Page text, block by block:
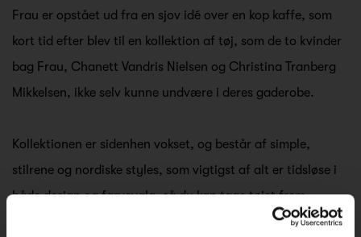
Frau er opstået ud fra en sjov idé over en kop kaffe, som
kort tid efter blev til en kollektion af tøj, som de to kvinder
bag Frau, Chanett Vandris Nielsen og Christina Tranberg
Mikkelsen, ikke selv kunne undvære i deres gaderobe.
Kollektionen er sidenhen vokset, og består af simple,
stilrene og nordiske styles, som vigtigst af alt er tidsløse i
både design og farvevalg, så du kan tage tøjet frem,
sæson efter sæson, og altid glæde dig til at klæde dig i det